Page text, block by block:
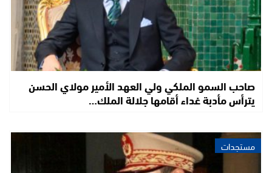
صاحب السمو الملكي ولي العهد الأمير مولاي الحسن
يترأس مأدبة غداء أقامها جلالة الملك…
مستجدات